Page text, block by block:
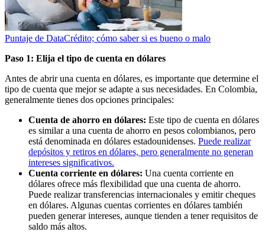
Puntaje de DataCrédito; cómo saber si es bueno o malo
Paso 1: Elija el tipo de cuenta en dólares
Antes de abrir una cuenta en dólares, es importante que determine el
tipo de cuenta que mejor se adapte a sus necesidades. En Colombia,
generalmente tienes dos opciones principales:
Cuenta de ahorro en dólares: Este tipo de cuenta en dólares
es similar a una cuenta de ahorro en pesos colombianos, pero
está denominada en dólares estadounidenses. Puede realizar
depósitos y retiros en dólares, pero generalmente no generan
intereses significativos.
Cuenta corriente en dólares: Una cuenta corriente en
dólares ofrece más flexibilidad que una cuenta de ahorro.
Puede realizar transferencias internacionales y emitir cheques
en dólares. Algunas cuentas corrientes en dólares también
pueden generar intereses, aunque tienden a tener requisitos de
saldo más altos.